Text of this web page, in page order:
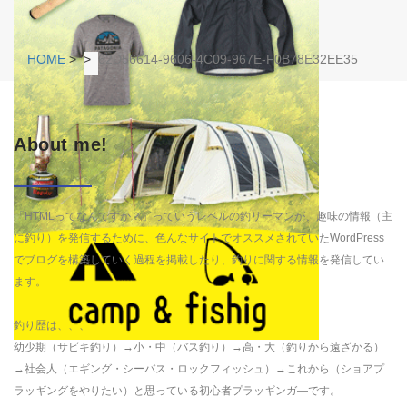
HOME >> 62D56614-9606-4C09-967E-F0B78E32EE35
About me!
「HTMLってなんですか？」っていうレベルの釣リーマンが、趣味の情報（主
に釣り）を発信するために、色んなサイトでオススメされていたWordPress
でブログを構築していく過程を掲載したり、釣りに関する情報を発信してい
ます。
釣り歴は、、、
幼少期（サビキ釣り）→小・中（バス釣り）→高・大（釣りから遠ざかる）
→社会人（エギング・シーバス・ロックフィッシュ）→これから（ショアプ
ラッギングをやりたい）と思っている初心者プラッギンガ―です。